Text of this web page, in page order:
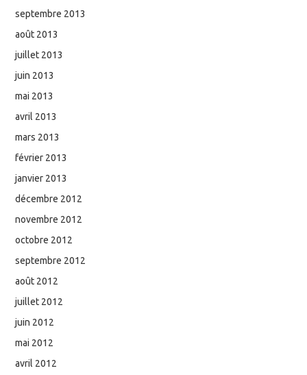
septembre 2013
août 2013
juillet 2013
juin 2013
mai 2013
avril 2013
mars 2013
février 2013
janvier 2013
décembre 2012
novembre 2012
octobre 2012
septembre 2012
août 2012
juillet 2012
juin 2012
mai 2012
avril 2012